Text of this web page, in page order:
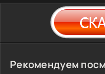
Рекомендуем